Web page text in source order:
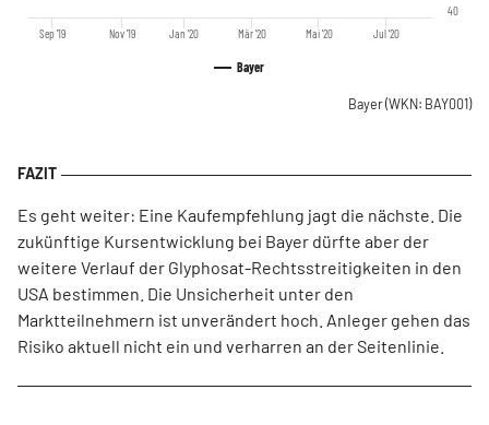
Bayer
Sep '19 Nov '19 Jan '20 Mär '20 Mai '20 Jul '20
40
Bayer(WKN: BAY001)
Es geht weiter: Eine Kaufempfehlung jagt die nächste. Die
zukünftige Kursentwicklung bei Bayer dürfte aber der
weitere Verlauf der Glyphosat-Rechtsstreitigkeiten in den
USA bestimmen. Die Unsicherheit unter den
Marktteilnehmern ist unverändert hoch. Anleger gehen das
Risiko aktuell nicht ein und verharren an der Seitenlinie.